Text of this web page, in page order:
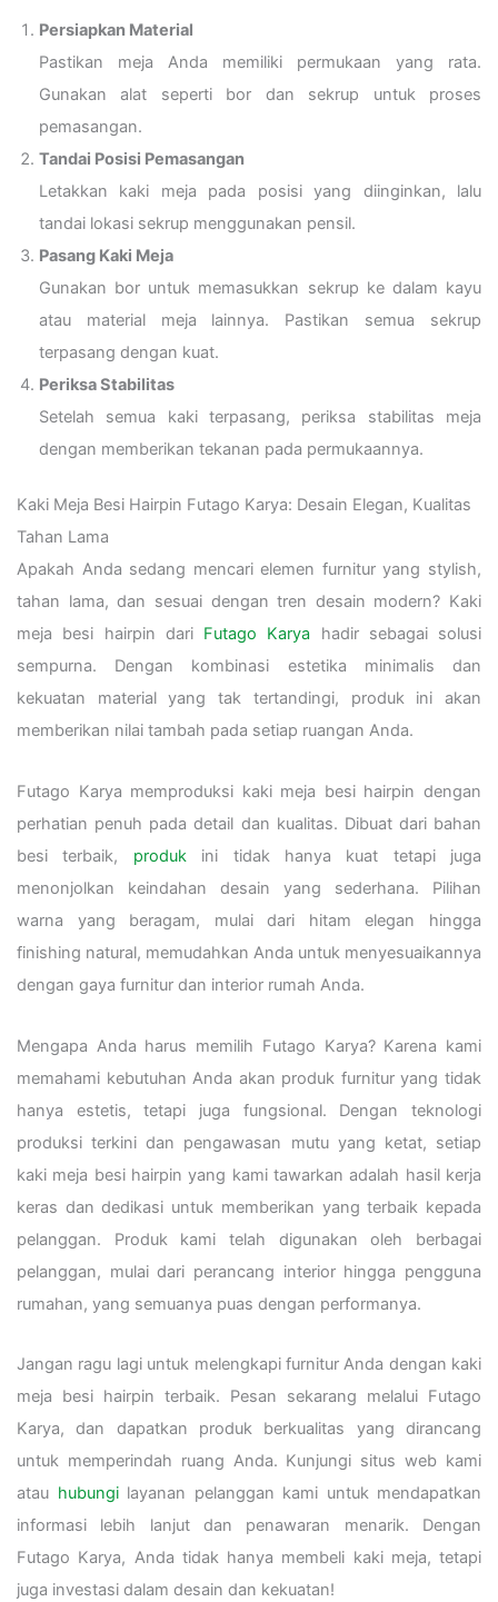
Persiapkan Material
Pastikan meja Anda memiliki permukaan yang rata.
Gunakan alat seperti bor dan sekrup untuk proses
pemasangan.
Tandai Posisi Pemasangan
Letakkan kaki meja pada posisi yang diinginkan, lalu
tandai lokasi sekrup menggunakan pensil.
Pasang Kaki Meja
Gunakan bor untuk memasukkan sekrup ke dalam kayu
atau material meja lainnya. Pastikan semua sekrup
terpasang dengan kuat.
Periksa Stabilitas
Setelah semua kaki terpasang, periksa stabilitas meja
dengan memberikan tekanan pada permukaannya.
Kaki Meja Besi Hairpin Futago Karya: Desain Elegan, Kualitas
Tahan Lama
Apakah Anda sedang mencari elemen furnitur yang stylish,
tahan lama, dan sesuai dengan tren desain modern? Kaki
meja besi hairpin dari Futago Karya hadir sebagai solusi
sempurna. Dengan kombinasi estetika minimalis dan
kekuatan material yang tak tertandingi, produk ini akan
memberikan nilai tambah pada setiap ruangan Anda.
Futago Karya memproduksi kaki meja besi hairpin dengan
perhatian penuh pada detail dan kualitas. Dibuat dari bahan
besi terbaik, produkini tidak hanya kuat tetapi juga
menonjolkan keindahan desain yang sederhana. Pilihan
warna yang beragam, mulai dari hitam elegan hingga
finishing natural, memudahkan Anda untuk menyesuaikannya
dengan gaya furnitur dan interior rumah Anda.
Mengapa Anda harus memilih Futago Karya? Karena kami
memahami kebutuhan Anda akan produk furnitur yang tidak
hanya estetis, tetapi juga fungsional. Dengan teknologi
produksi terkini dan pengawasan mutu yang ketat, setiap
kaki meja besi hairpin yang kami tawarkan adalah hasil kerja
keras dan dedikasi untuk memberikan yang terbaik kepada
pelanggan. Produk kami telah digunakan oleh berbagai
pelanggan, mulai dari perancang interior hingga pengguna
rumahan, yang semuanya puas dengan performanya.
Jangan ragu lagi untuk melengkapi furnitur Anda dengan kaki
meja besi hairpin terbaik. Pesan sekarang melalui Futago
Karya, dan dapatkan produk berkualitas yang dirancang
untuk memperindah ruang Anda. Kunjungi situs web kami
atau hubungi layanan pelanggan kami untuk mendapatkan
informasi lebih lanjut dan penawaran menarik. Dengan
Futago Karya, Anda tidak hanya membeli kaki meja, tetapi
juga investasi dalam desain dan kekuatan!